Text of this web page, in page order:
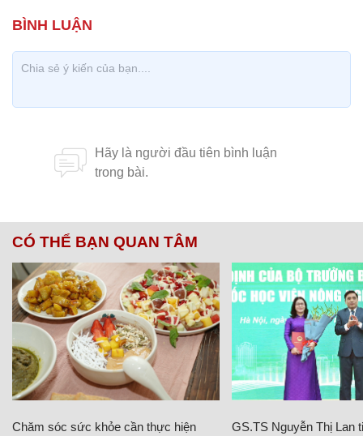
CÓ THỂ BẠN QUAN TÂM
Chăm sóc sức khỏe cần thực hiện
GS.TS Nguyễn Thị Lan